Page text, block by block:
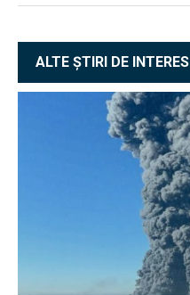
ALTE ȘTIRI DE INTERES